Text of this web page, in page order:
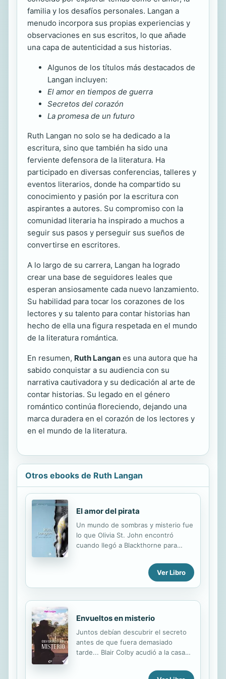
familia y los desafíos personales. Langan a
menudo incorpora sus propias experiencias y
observaciones en sus escritos, lo que añade
una capa de autenticidad a sus historias.
Algunos de los títulos más destacados de
Langan incluyen:
El amor en tiempos de guerra
Secretos del corazón
La promesa de un futuro
Ruth Langan no solo se ha dedicado a la
escritura, sino que también ha sido una
ferviente defensora de la literatura. Ha
participado en diversas conferencias, talleres y
eventos literarios, donde ha compartido su
conocimiento y pasión por la escritura con
aspirantes a autores. Su compromiso con la
comunidad literaria ha inspirado a muchos a
seguir sus pasos y perseguir sus sueños de
convertirse en escritores.
A lo largo de su carrera, Langan ha logrado
crear una base de seguidores leales que
esperan ansiosamente cada nuevo lanzamiento.
Su habilidad para tocar los corazones de los
lectores y su talento para contar historias han
hecho de ella una figura respetada en el mundo
de la literatura romántica.
En resumen, Ruth Langan es una autora que ha
sabido conquistar a su audiencia con su
narrativa cautivadora y su dedicación al arte de
contar historias. Su legado en el género
romántico continúa floreciendo, dejando una
marca duradera en el corazón de los lectores y
en el mundo de la literatura.
Otros ebooks de Ruth Langan
El amor del pirata
Un mundo de sombras y misterio fue
lo que Olivia St. John encontró
cuando llegó a Blackthorne para
embargo, ella estaba decidida a
desentrañar los secretos que
Quenton Stamford había jurado no
que Olivia St. John entró en su vida.
Su espíritu de lucha le hizo despertar
de una pesadilla... ¿Pero podría
aprender a vivir... y a amar?
Ver Libro
Envueltos en misterio
Juntos debían descubrir el secreto
antes de que fuera demasiado
tarde... Blair Colby acudió a la casa
intención de pasar un nostálgico